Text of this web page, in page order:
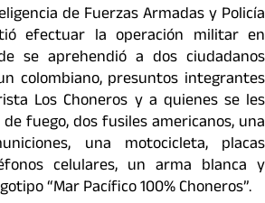
de Fuerzas Armadas y Policía
efectuar la operación militar en
se aprehendió a dos ciudadanos
colombiano, presuntos integrantes
Los Choneros y a quienes se les
fuego, dos fusiles americanos, una
una motocicleta, placas
celulares, un arma blanca y
“Mar Pacífico 100% Choneros”.